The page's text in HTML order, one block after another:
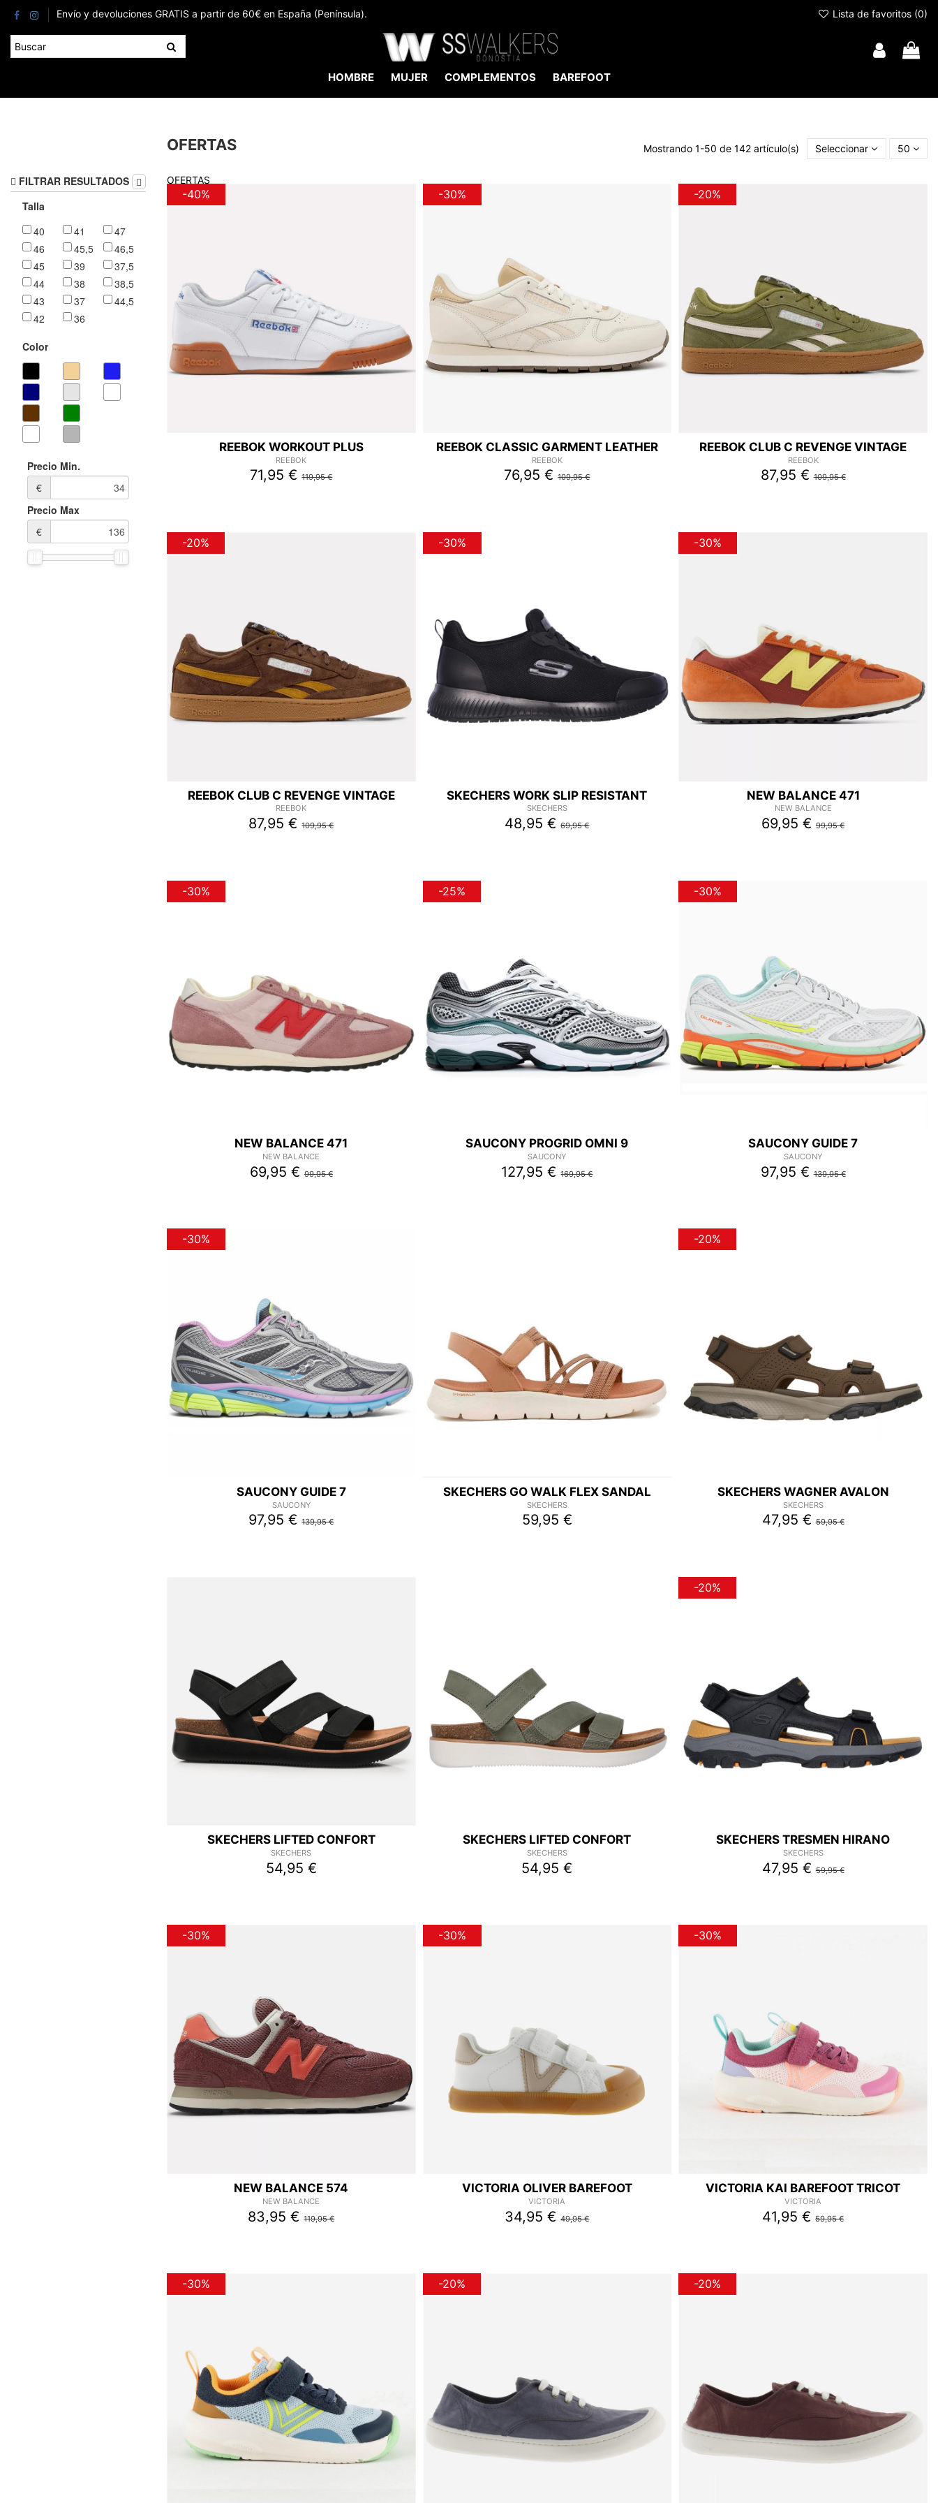
Envío y devoluciones GRATIS a partir de 60€ en España (Península). Lista de favoritos (0)
HOMBRE MUJER COMPLEMENTOS BAREFOOT
OFERTAS
OFERTAS
Mostrando 1-50 de 142 artículo(s) Seleccionar 50
-40%
REEBOK WORKOUT PLUS
REEBOK
71,95 €119,95 €
-30%
REEBOK CLASSIC GARMENT LEATHER
REEBOK
76,95 €109,95 €
-20%
REEBOK CLUB C REVENGE VINTAGE
REEBOK
87,95 €109,95 €
-20%
REEBOK CLUB C REVENGE VINTAGE
REEBOK
87,95 €109,95 €
-30%
SKECHERS WORK SLIP RESISTANT
SKECHERS
48,95 €69,95 €
-30%
NEW BALANCE 471
NEW BALANCE
69,95 €99,95 €
-30%
NEW BALANCE 471
NEW BALANCE
69,95 €99,95 €
-25%
SAUCONY PROGRID OMNI 9
SAUCONY
127,95 €169,95 €
-30%
SAUCONY GUIDE 7
SAUCONY
97,95 €139,95 €
-30%
SAUCONY GUIDE 7
SAUCONY
97,95 €139,95 €
SKECHERS GO WALK FLEX SANDAL
SKECHERS
59,95 €
-20%
SKECHERS WAGNER AVALON
SKECHERS
47,95 €59,95 €
SKECHERS LIFTED CONFORT
SKECHERS
54,95 €
SKECHERS LIFTED CONFORT
SKECHERS
54,95 €
-20%
SKECHERS TRESMEN HIRANO
SKECHERS
47,95 €59,95 €
-30%
NEW BALANCE 574
NEW BALANCE
83,95 €119,95 €
-30%
VICTORIA OLIVER BAREFOOT
VICTORIA
34,95 €49,95 €
-30%
VICTORIA KAI BAREFOOT TRICOT
VICTORIA
41,95 €59,95 €
-30% -20% -20%
FILTRAR RESULTADOS
Talla
40
46
45
44
43
42
41
45,5
39
38
37
36
47
46,5
37,5
38,5
44,5
Color
Precio Min.
€
Precio Max
€